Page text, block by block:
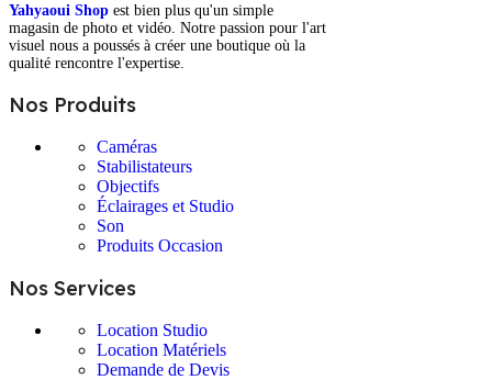
Yahyaoui Shop est bien plus qu'un simple
magasin de photo et vidéo. Notre passion pour l'art
visuel nous a poussés à créer une boutique où la
qualité rencontre l'expertise.
Nos Produits
Caméras
Stabilistateurs
Objectifs
Éclairages et Studio
Son
Produits Occasion
Nos Services
Location Studio
Location Matériels
Demande de Devis